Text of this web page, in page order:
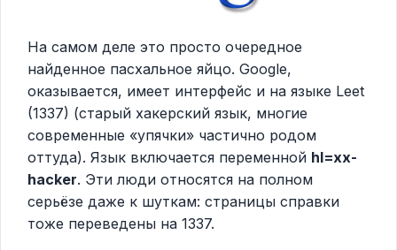
На самом деле это просто очередное
найденное пасхальное яйцо. Google,
оказывается, имеет интерфейс и на языке Leet
(1337) (старый хакерский язык, многие
современные «упячки» частично родом
оттуда). Язык включается переменной hl=xx-
hacker. Эти люди относятся на полном
серьёзе даже к шуткам: страницы справки
тоже переведены на 1337.